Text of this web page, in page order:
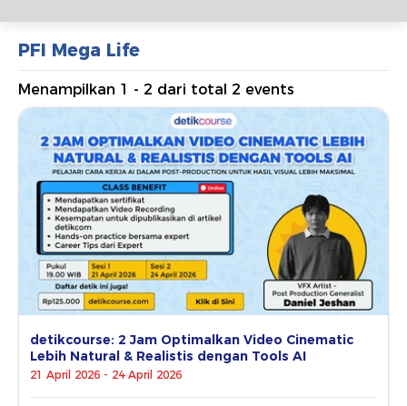
PFI Mega Life
Menampilkan 1 - 2 dari total 2 events
detikcourse: 2 Jam Optimalkan Video Cinematic
Lebih Natural & Realistis dengan Tools AI
21 April 2026 - 24 April 2026